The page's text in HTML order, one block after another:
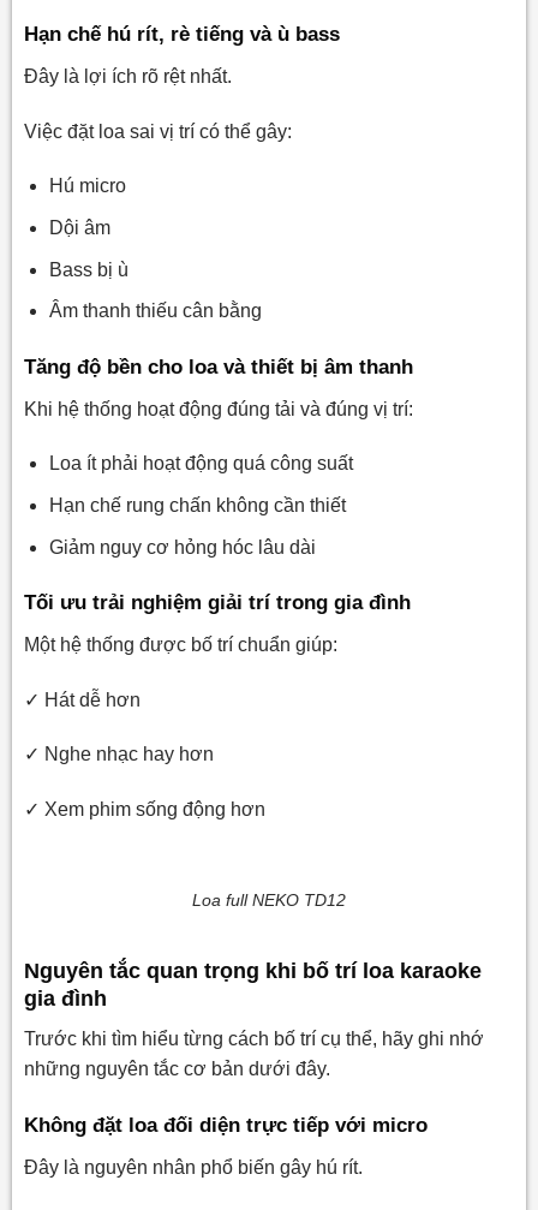
7.2. Đặt loa sát góc tường gây ù bass
7.3. Treo loa quá cao hoặc quá thấp
7.4. Đặt loa lệch vị trí nghe
8.4. Nhờ kỹ thuật viên tư vấn nếu phòng có kết cấu
phức tạp
đình
9.1. Loa karaoke nên đặt cao bao nhiêu?
9.2. Có nên đặt loa karaoke sát tường không?
9.3. Loa sub karaoke nên đặt ở đâu?
9.4. Phòng nhỏ có nên dùng 4 loa karaoke không?
phòng riêng không?
Hạn chế hú rít, rè tiếng và ù bass
Đây là lợi ích rõ rệt nhất.
Việc đặt loa sai vị trí có thể gây:
Hú micro
Dội âm
Bass bị ù
Âm thanh thiếu cân bằng
Tăng độ bền cho loa và thiết bị âm thanh
Khi hệ thống hoạt động đúng tải và đúng vị trí:
Loa ít phải hoạt động quá công suất
Hạn chế rung chấn không cần thiết
Giảm nguy cơ hỏng hóc lâu dài
Tối ưu trải nghiệm giải trí trong gia đình
Một hệ thống được bố trí chuẩn giúp:
✓ Hát dễ hơn
✓ Nghe nhạc hay hơn
✓ Xem phim sống động hơn
Loa full NEKO TD12
Nguyên tắc quan trọng khi bố trí loa karaoke
gia đình
Trước khi tìm hiểu từng cách bố trí cụ thể, hãy ghi nhớ
những nguyên tắc cơ bản dưới đây.
Không đặt loa đối diện trực tiếp với micro
Đây là nguyên nhân phổ biến gây hú rít.